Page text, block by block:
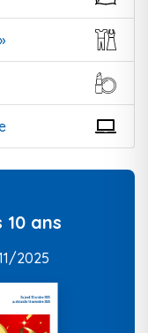
ans
2025